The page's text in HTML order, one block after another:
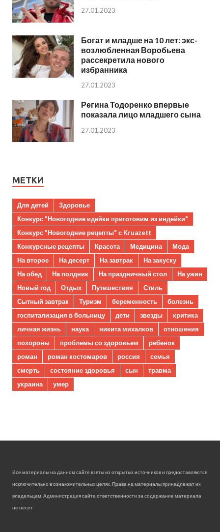
27.01.2023
Богат и младше на 10 лет: экс-
возлюбленная Воробьева
рассекретила нового
избранника
27.01.2023
Регина Тодоренко впервые
показала лицо младшего сына
27.01.2023
МЕТКИ
Для детей
Здоровье
Конкурс "Новогодние идейки приготовим из индейки"
Конкурс "Новогодние рецепты" с Kruazett
Конкурсные рецепты
Красота Медицина
Мода
На второе
На десерт На завтрак
На закуску
На обед
На полдник На праздничный стол
На ужин
Новый год
Отдых Путешествия
Стиль
Сытный завтрак
Туризм беременность
болезнь
госпитализация в больницу
дети звезды
критика
личная жизнь
наука никита михалков
отношения
похороны
проблемы со здоровьем
ребенок
роман
роман костомаров россия
семья
смерть
состояние здоровья сын
травма
украина
умер
Все материалы на данном сайте взяты из открытых источников и предоставляются
исключительно в ознакомительных целях. Права на материалы принадлежат их
владельцам. Администрация сайта ответственности за содержание материала
не несет.